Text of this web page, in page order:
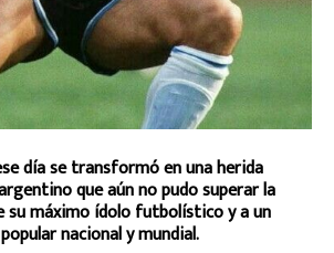
día se transformó en una herida
que aún no pudo superar la
su máximo ídolo futbolístico y a un
nacional y mundial.